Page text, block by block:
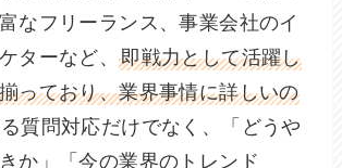
なフリーランス、事業会社のイ
ターなど、即戦力として活躍し
っており、業界事情に詳しいの
質問対応だけでなく、「どうや
か」「今の業界のトレンド